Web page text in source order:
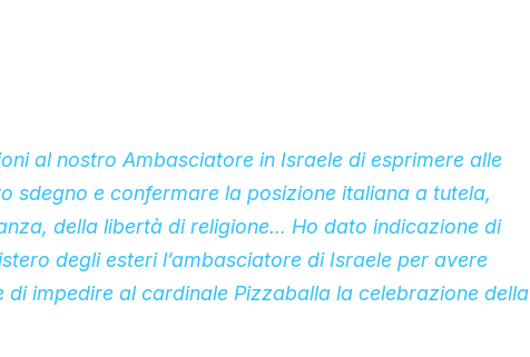
al nostro Ambasciatore in Israele di esprimere alle
sdegno e confermare la posizione italiana a tutela,
della libertà di religione… Ho dato indicazione di
degli esteri l’ambasciatore di Israele per avere
di impedire al cardinale Pizzaballa la celebrazione della